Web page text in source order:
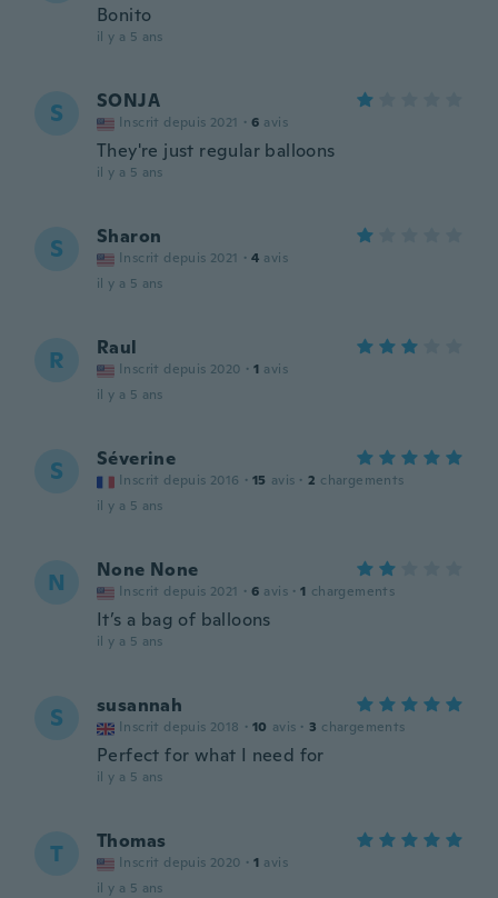
Bonito
il y a 5 ans
S SONJA
Inscrit depuis 2021 · 6 avis
They're just regular balloons
il y a 5 ans
S Sharon
Inscrit depuis 2021 · 4 avis
il y a 5 ans
R Raul
Inscrit depuis 2020 · 1 avis
il y a 5 ans
S Séverine
Inscrit depuis 2016 · 15 avis · 2 chargements
il y a 5 ans
N None None
Inscrit depuis 2021 · 6 avis · 1 chargements
It’s a bag of balloons
il y a 5 ans
S susannah
Inscrit depuis 2018 · 10 avis · 3 chargements
Perfect for what I need for
il y a 5 ans
T Thomas
Inscrit depuis 2020 · 1 avis
il y a 5 ans